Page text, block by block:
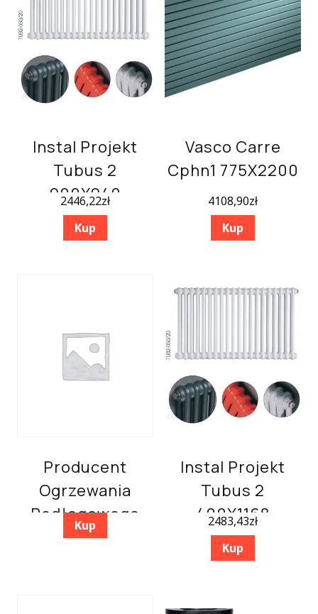
Instal Projekt
Tubus 2
900X940
2446,22zł
Kup
Vasco Carre
Cphn1 775X2200
4108,90zł
Kup
Producent
Ogrzewania
Podłogowego
Marki DEVI
Kup
Instal Projekt
Tubus 2
400X1168
2483,43zł
Kup